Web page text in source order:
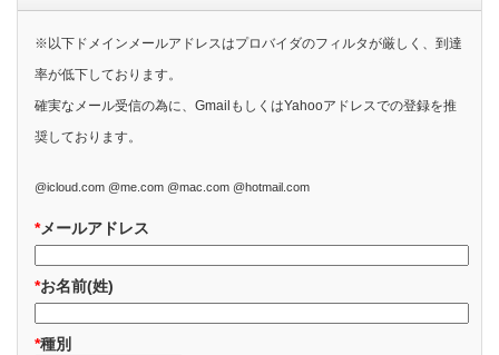
※以下ドメインメールアドレスはプロバイダのフィルタが厳しく、到達
率が低下しております。
確実なメール受信の為に、GmailもしくはYahooアドレスでの登録を推
奨しております。
@icloud.com @me.com @mac.com @hotmail.com
*メールアドレス
*お名前(姓)
*種別